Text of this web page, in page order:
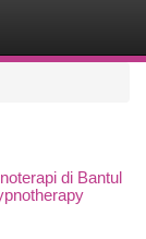
di Bantul